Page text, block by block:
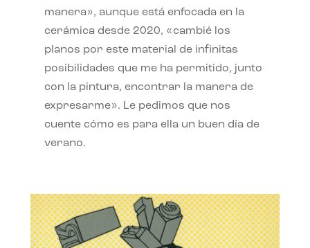
manera», aunque está enfocada en la
cerámica desde 2020, «cambié los
planos por este material de infinitas
posibilidades que me ha permitido, junto
con la pintura, encontrar la manera de
expresarme». Le pedimos que nos
cuente cómo es para ella un buen día de
verano.